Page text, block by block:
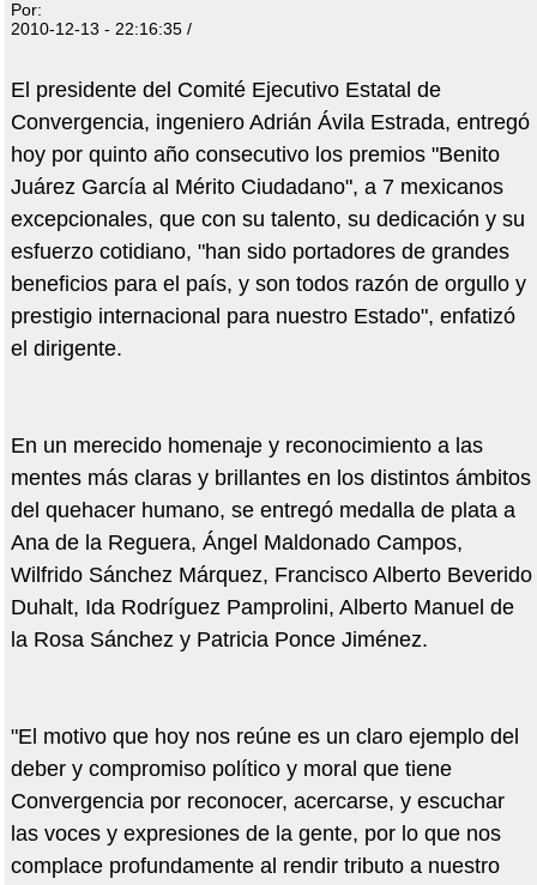
Por:
2010-12-13 - 22:16:35 /
El presidente del Comité Ejecutivo Estatal de
Convergencia, ingeniero Adrián Ávila Estrada, entregó
hoy por quinto año consecutivo los premios "Benito
Juárez García al Mérito Ciudadano", a 7 mexicanos
excepcionales, que con su talento, su dedicación y su
esfuerzo cotidiano, "han sido portadores de grandes
beneficios para el país, y son todos razón de orgullo y
prestigio internacional para nuestro Estado", enfatizó
el dirigente.
En un merecido homenaje y reconocimiento a las
mentes más claras y brillantes en los distintos ámbitos
del quehacer humano, se entregó medalla de plata a
Ana de la Reguera, Ángel Maldonado Campos,
Wilfrido Sánchez Márquez, Francisco Alberto Beverido
Duhalt, Ida Rodríguez Pamprolini, Alberto Manuel de
la Rosa Sánchez y Patricia Ponce Jiménez.
"El motivo que hoy nos reúne es un claro ejemplo del
deber y compromiso político y moral que tiene
Convergencia por reconocer, acercarse, y escuchar
las voces y expresiones de la gente, por lo que nos
complace profundamente al rendir tributo a nuestro